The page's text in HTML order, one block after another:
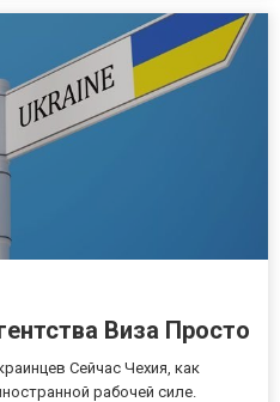
Виза Просто
Сейчас Чехия, как
рабочей силе.